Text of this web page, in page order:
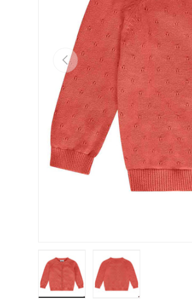
Previous